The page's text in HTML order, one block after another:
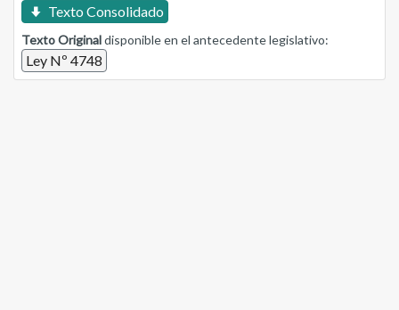
Texto Consolidado
Texto Originaldisponible en el antecedente legislativo:
Ley Nº 4748